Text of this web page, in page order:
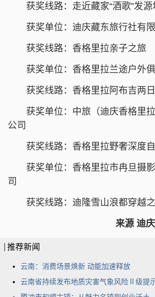
获奖线路：走近藏家“酒歌”发
获奖单位：迪庆藏东旅行社有限
获奖线路：香格里拉亲子之旅
获奖单位：香格里拉兰途户外
获奖线路：香格里拉阿布吉两
获奖单位：中旅（迪庆香格里拉
公司
获奖线路：香格里拉野奢深度
获奖单位：香格里拉市冉旦摄影
司
获奖线路：迪隆雪山浪都穿越
来源 迪
推荐新闻
云南：消费场景焕新 动能加速释放
云南省持续发布地质灾害气象风险Ⅱ级提